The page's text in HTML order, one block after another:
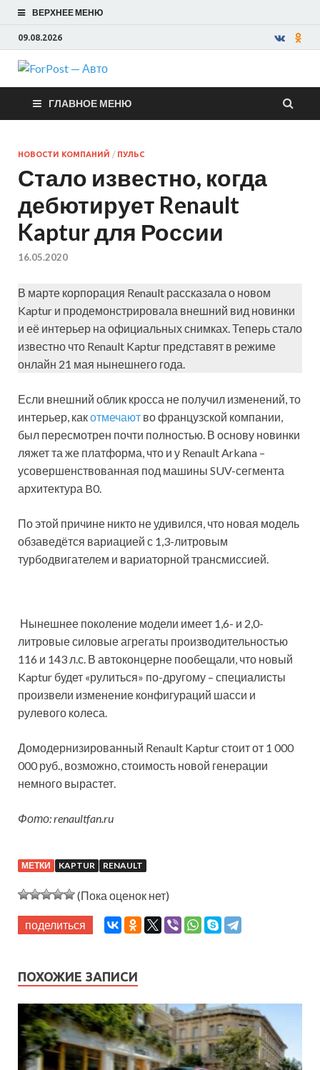
ВЕРХНЕЕ МЕНЮ
09.08.2026
ForPost —
Авто
ГЛАВНОЕ МЕНЮ
НОВОСТИ КОМПАНИЙ / ПУЛЬС
Стало известно, когда
дебютирует Renault
Kaptur для России
16.05.2020
В марте корпорация Renault рассказала о новом
Kaptur и продемонстрировала внешний вид новинки
и её интерьер на официальных снимках. Теперь стало
известно что Renault Kaptur представят в режиме
онлайн 21 мая нынешнего года.
Если внешний облик кросса не получил изменений, то
интерьер, какотмечают во французской компании,
был пересмотрен почти полностью. В основу новинки
ляжет та же платформа, что и у Renault Arkana –
усовершенствованная под машины SUV-сегмента
архитектура B0.
По этой причине никто не удивился, что новая модель
обзаведётся вариацией с 1,3-литровым
турбодвигателем и вариаторной трансмиссией.
Нынешнее поколение модели имеет 1,6- и 2,0-
литровые силовые агрегаты производительностью
116 и 143 л.с. В автоконцерне пообещали, что новый
Kaptur будет «рулиться» по-другому – специалисты
произвели изменение конфигураций шасси и
рулевого колеса.
Домодернизированный Renault Kaptur стоит от 1 000
000 руб., возможно, стоимость новой генерации
немного вырастет.
Фото: renaultfan.ru
МЕТКИ KAPTUR RENAULT
(Пока оценок нет)
поделиться
ПОХОЖИЕ ЗАПИСИ